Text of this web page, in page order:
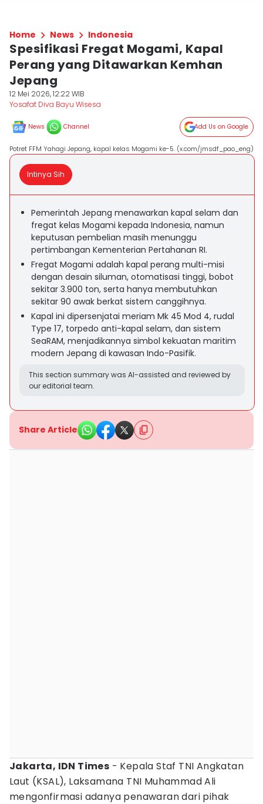
Home News Indonesia
Spesifikasi Fregat Mogami, Kapal
Perang yang Ditawarkan Kemhan
Jepang
12 Mei 2026, 12:22 WIB
Yosafat Diva Bayu Wisesa
News Channel Add Us on Google
Potret FFM Yahagi Jepang, kapal kelas Mogami ke-5. (x.com/jmsdf_pao_eng)
Intinya Sih
Pemerintah Jepang menawarkan kapal selam dan
fregat kelas Mogami kepada Indonesia, namun
keputusan pembelian masih menunggu
pertimbangan Kementerian Pertahanan RI.
Fregat Mogami adalah kapal perang multi-misi
dengan desain siluman, otomatisasi tinggi, bobot
sekitar 3.900 ton, serta hanya membutuhkan
sekitar 90 awak berkat sistem canggihnya.
Kapal ini dipersenjatai meriam Mk 45 Mod 4, rudal
Type 17, torpedo anti-kapal selam, dan sistem
SeaRAM, menjadikannya simbol kekuatan maritim
modern Jepang di kawasan Indo-Pasifik.
This section summary was AI-assisted and reviewed by
our editorial team.
Share Article
Jakarta, IDN Times - Kepala Staf TNI Angkatan
Laut (KSAL), Laksamana TNI Muhammad Ali
mengonfirmasi adanya penawaran dari pihak